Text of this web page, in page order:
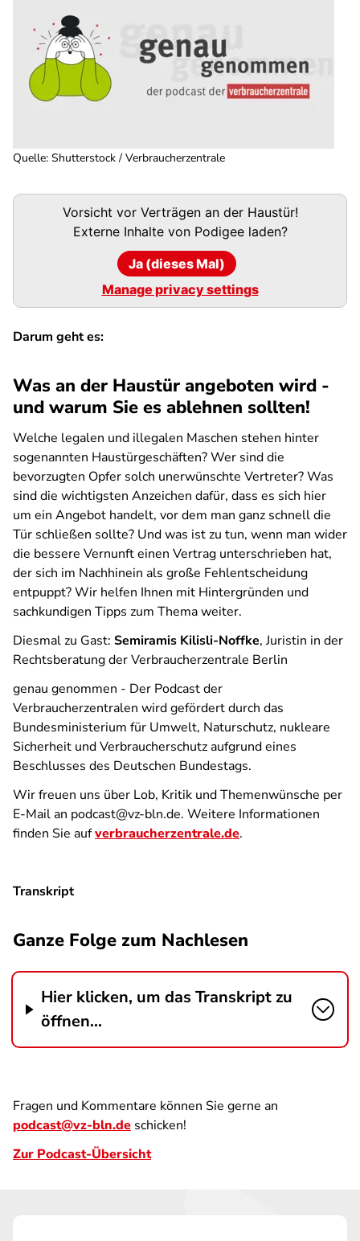
Quelle: Shutterstock / Verbraucherzentrale
Podigee-Vorsicht vor Verträgen an der Haustür!
Externe Inhalte von Podigeeladen?
Ja (dieses Mal)
Manage privacy settings
Darum geht es:
Was an der Haustür angeboten wird -
und warum Sie es ablehnen sollten!
Welche legalen und illegalen Maschen stehen hinter
sogenannten Haustürgeschäften? Wer sind die
bevorzugten Opfer solch unerwünschte Vertreter? Was
sind die wichtigsten Anzeichen dafür, dass es sich hier
um ein Angebot handelt, vor dem man ganz schnell die
Tür schließen sollte? Und was ist zu tun, wenn man wider
die bessere Vernunft einen Vertrag unterschrieben hat,
der sich im Nachhinein als große Fehlentscheidung
entpuppt? Wir helfen Ihnen mit Hintergründen und
sachkundigen Tipps zum Thema weiter.
Diesmal zu Gast: Semiramis Kilisli-Noffke, Juristin in der
Rechtsberatung der Verbraucherzentrale Berlin
genau genommen - Der Podcast der
Verbraucherzentralen wird gefördert durch das
Bundesministerium für Umwelt, Naturschutz, nukleare
Sicherheit und Verbraucherschutz aufgrund eines
Beschlusses des Deutschen Bundestags.
Wir freuen uns über Lob, Kritik und Themenwünsche per
E-Mail an podcast@vz-bln.de. Weitere Informationen
finden Sie aufverbraucherzentrale.de.
Transkript
Ganze Folge zum Nachlesen
Hier klicken, um das Transkript zu
öffnen...
Fragen und Kommentare können Sie gerne an
podcast@vz-bln.de schicken!
Zur Podcast-Übersicht